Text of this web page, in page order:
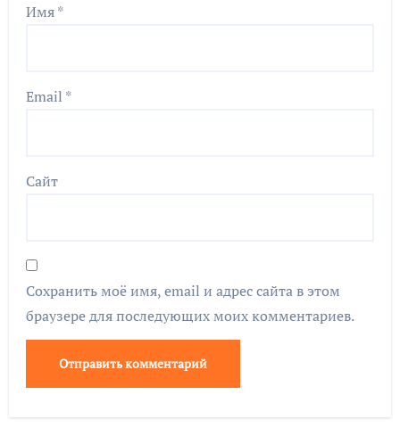
Имя*
Email *
Сайт
Сохранить моё имя, email и адрес сайта в этом
браузере для последующих моих комментариев.